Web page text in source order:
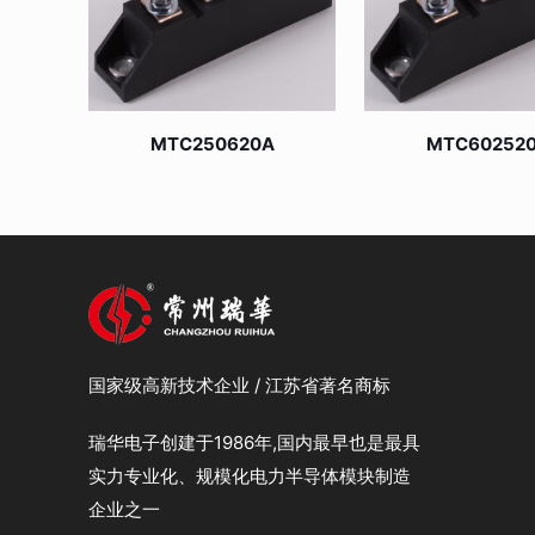
MTC250620A
国家级高新技术企业 / 江苏省著名商标
瑞华电子创建于1986年,国内最早也是最具
实力专业化、规模化电力半导体模块制造
企业之一